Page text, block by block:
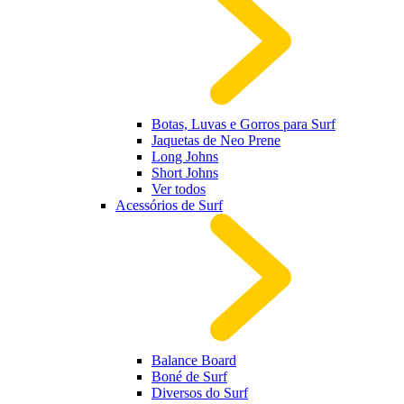
Botas, Luvas e Gorros para Surf
Jaquetas de Neo Prene
Long Johns
Short Johns
Ver todos
Acessórios de Surf
Balance Board
Boné de Surf
Diversos do Surf